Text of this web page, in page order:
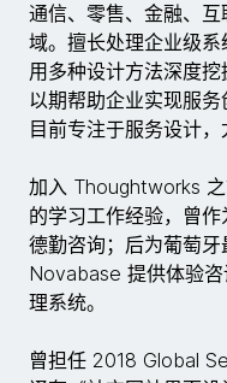
通信、零售、金融、
域。擅长处理企业级
用多种设计方法深度挖
以期帮助企业实现服务
目前专注于服务设计，
加入 Thoughtworks
的学习工作经验，曾
德勤咨询；后为葡萄
Novabase 提供体验
理系统。
曾担任 2018 Global